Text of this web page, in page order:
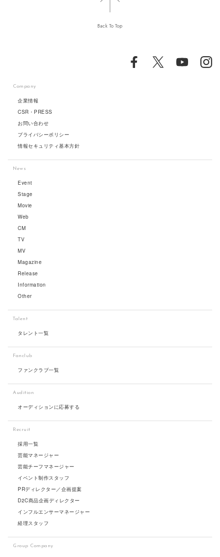
Back To Top
Company
企業情報
CSR・PRESS
お問い合わせ
プライバシーポリシー
情報セキュリティ基本方針
News
Event
Stage
Movie
Web
CM
TV
MV
Magazine
Release
Information
Other
Talent
タレント一覧
Fanclub
ファンクラブ一覧
Audition
オーディションに応募する
Recruit
採用一覧
芸能マネージャー
芸能チーフマネージャー
イベント制作スタッフ
PRディレクター／企画提案
D2C商品企画ディレクター
インフルエンサーマネージャー
経理スタッフ
Group Company